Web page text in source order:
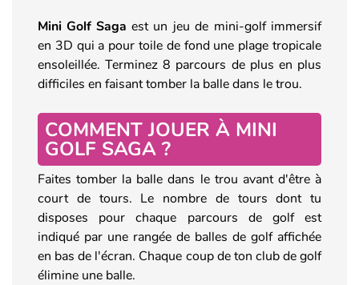
Mini Golf Saga est un jeu de mini-golf immersif
en 3D qui a pour toile de fond une plage tropicale
ensoleillée. Terminez 8 parcours de plus en plus
difficiles en faisant tomber la balle dans le trou.
COMMENT JOUER À MINI
GOLF SAGA ?
Faites tomber la balle dans le trou avant d'être à
court de tours. Le nombre de tours dont tu
disposes pour chaque parcours de golf est
indiqué par une rangée de balles de golf affichée
en bas de l'écran. Chaque coup de ton club de golf
élimine une balle.